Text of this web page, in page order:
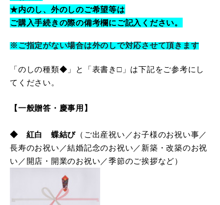
★内のし、外のしのご希望等は
ご購入手続きの際の備考欄にご記入ください。
※ご指定がない場合は外のしで対応させて頂きます
「のしの種類◆」と「表書き□」は下記をご参考にし
てください。
【一般贈答・慶事用】
◆ 紅白 蝶結び （ご出産祝い／お子様のお祝い事／
長寿のお祝い／結婚記念のお祝い／新築・改築のお祝
い／開店・開業のお祝い／季節のご挨拶など）